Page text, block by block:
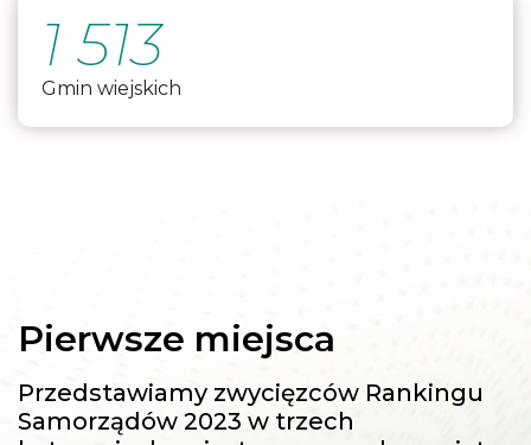
1 513
Gmin wiejskich
Pierwsze miejsca
Przedstawiamy zwycięzców Rankingu
Samorządów 2023 w trzech